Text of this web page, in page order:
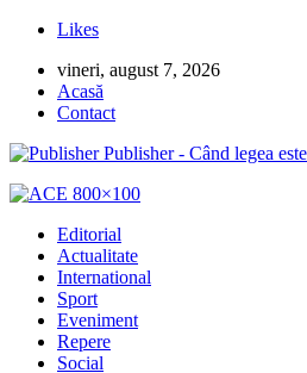
Likes
vineri, august 7, 2026
Acasă
Contact
Publisher - Când legea
Editorial
Actualitate
International
Sport
Eveniment
Repere
Social